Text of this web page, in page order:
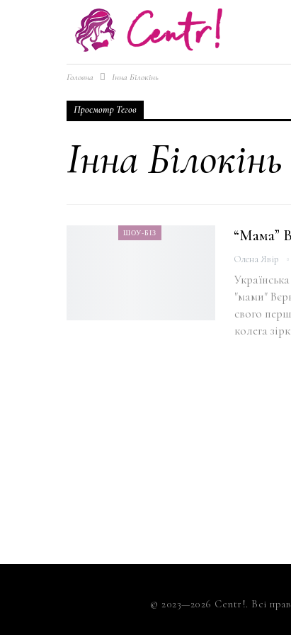
Головна Інна Білокінь
Просмотр Тегов
Інна Білокінь
ШОУ-БІЗ “Мама”
Олена Явір
"мами"
свого
колега
© 2023—2026 Centr!. Всі